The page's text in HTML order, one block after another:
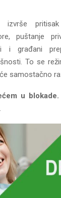
izvrše
puštanje
i građani
To se
samostačno
u